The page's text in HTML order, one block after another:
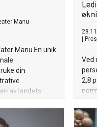
Manu
Manu En unik
din
av landets
Ved
2,8